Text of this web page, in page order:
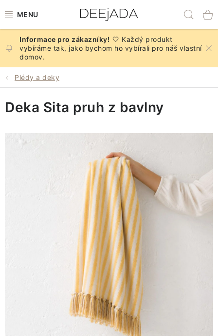
na
NOVINKY
PODZIM
KUCHYNĚ A STOLOVÁNÍ
BYTOVÝ TEXTIL
FAQ - nejčastější dotazy
Vrácení zboží a reklamace
Obchodní podmínky
Ochrana Osobních údajů GDPR
Spojte se s námi
Odstoupení od smlouvy
🤍 Každý produkt
vybíráme tak, jako bychom ho vybírali pro náš vlastní
domov.
Plédy a deky
Deka Sita pruh z bavlny